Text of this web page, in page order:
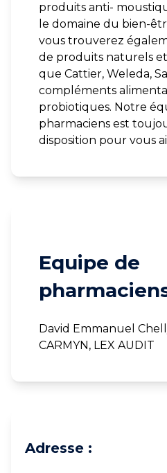
produits anti-
le domaine du bien-
vous trouverez
de produits naturels
que Cattier, Weleda,
compléments
probiotiques. Notre
pharmaciens est
disposition pour vous
Equipe de
David Emmanuel
CARMYN, LEX AUDIT
Adresse :